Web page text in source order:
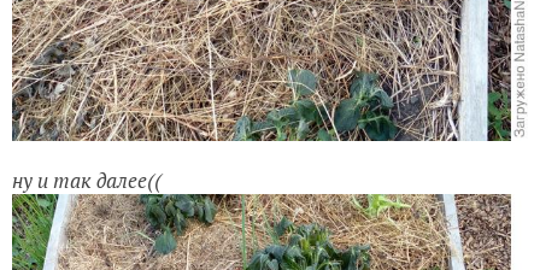
ну и так далее((